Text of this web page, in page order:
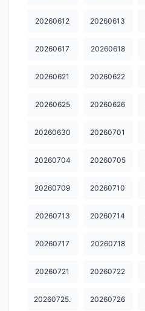
20260612 20260613
20260617 20260618
20260621 20260622
20260625 20260626
20260630 20260701
20260704 20260705
20260709 20260710
20260713 20260714
20260717 20260718
20260721 20260722
20260725. 20260726